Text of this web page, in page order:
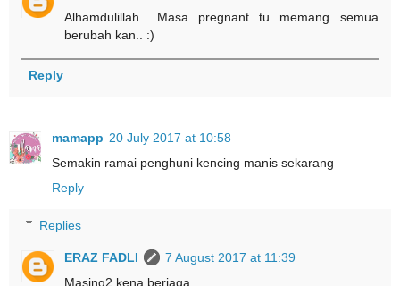
Alhamdulillah.. Masa pregnant tu memang semua
berubah kan.. :)
Reply
mamapp 20 July 2017 at 10:58
Semakin ramai penghuni kencing manis sekarang
Reply
Replies
ERAZ FADLI
7 August 2017 at 11:39
Masing2 kena berjaga..